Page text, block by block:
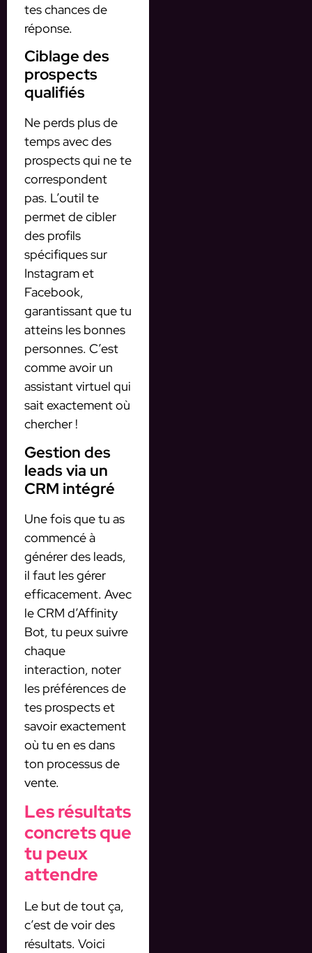
tes chances de
réponse.
Ciblage des
prospects
qualifiés
Ne perds plus de
temps avec des
prospects qui ne te
correspondent
pas. L’outil te
permet de cibler
des profils
spécifiques sur
Instagram et
Facebook,
garantissant que tu
atteins les bonnes
personnes. C’est
comme avoir un
assistant virtuel qui
sait exactement où
chercher !
Gestion des
leads via un
CRM intégré
Une fois que tu as
commencé à
générer des leads,
il faut les gérer
efficacement. Avec
le CRM d’Affinity
Bot, tu peux suivre
chaque
interaction, noter
les préférences de
tes prospects et
savoir exactement
où tu en es dans
ton processus de
vente.
Les résultats
concrets que
tu peux
attendre
Le but de tout ça,
c’est de voir des
résultats. Voici